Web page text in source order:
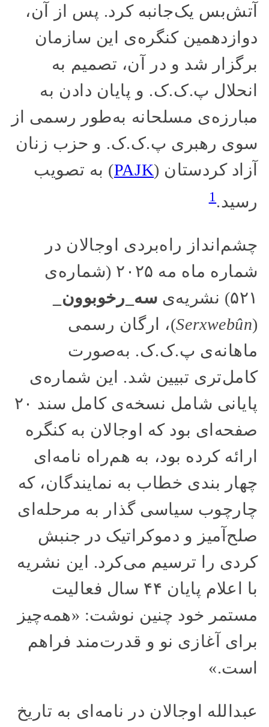
آتش‌بس یک‌جانبه کرد. پس از آن،
دوازدهمین کنگره‌ی این سازمان
برگزار شد و در آن، تصمیم به
انحلال پ.ک.ک. و پایان دادن به
مبارزه‌ی مسلحانه به‌طور رسمی از
سوی رهبری پ.ک.ک. و حزب زنان
آزاد کردستان (PAJK) به تصویب
رسید.1
چشم‌انداز راه‌بردی اوجالان در
شماره ماه مه ۲۰۲۵ (شماره‌ی
۵۲۱) نشریه‌ی
سه_‌رخوبوون_
(
Serxwebûn)، ارگان رسمی
ماهانه‌ی پ.ک.ک. به‌صورت
کامل‌تری تبیین شد. این شماره‌ی
پایانی شامل نسخه‌ی کامل سند ۲۰
صفحه‌ای بود که اوجالان به کنگره
ارائه کرده بود، به ‌هم‌راه نامه‌ای
چهار بندی خطاب به نمایندگان، که
چارچوب سیاسی گذار به مرحله‌ای
صلح‌آمیز و دموکراتیک در جنبش
کردی را ترسیم می‌کرد. این نشریه
با اعلام پایان ۴۴ سال فعالیت
مستمر خود چنین نوشت: «همه‌چیز
برای آغازی نو و قدرت‌مند فراهم
است.»
عبدالله اوجالان در نامه‌ای به تاریخ